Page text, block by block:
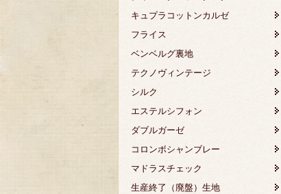
キュプラコットンカルゼ
フライス
ベンベルグ裏地
テクノヴィンテージ
シルク
エステルシフォン
ダブルガーゼ
コロンボシャンブレー
マドラスチェック
生産終了（廃盤）生地